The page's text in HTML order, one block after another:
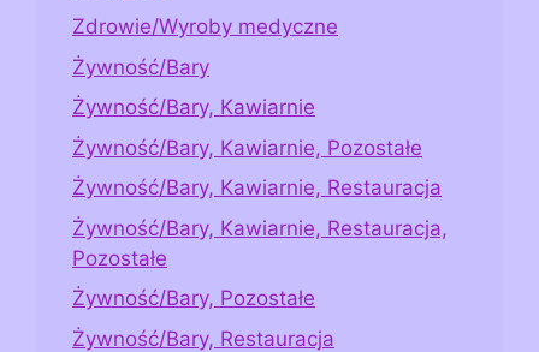
Zdrowie/Wyroby medyczne
Żywność/Bary
Żywność/Bary, Kawiarnie
Żywność/Bary, Kawiarnie, Pozostałe
Żywność/Bary, Kawiarnie, Restauracja
Żywność/Bary, Kawiarnie, Restauracja,
Pozostałe
Żywność/Bary, Pozostałe
Żywność/Bary, Restauracja